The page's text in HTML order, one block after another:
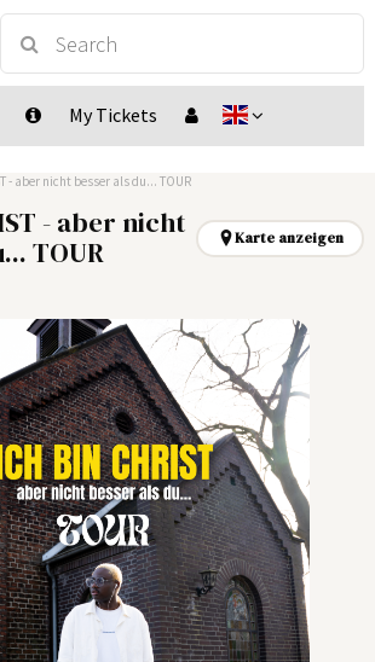
My Tickets
- aber nicht besser als du... TOUR
- aber nicht
TOUR
Karte anzeigen